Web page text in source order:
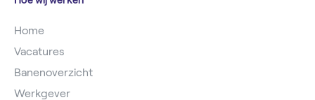
Home
Vacatures
Banenoverzicht
Werkgever